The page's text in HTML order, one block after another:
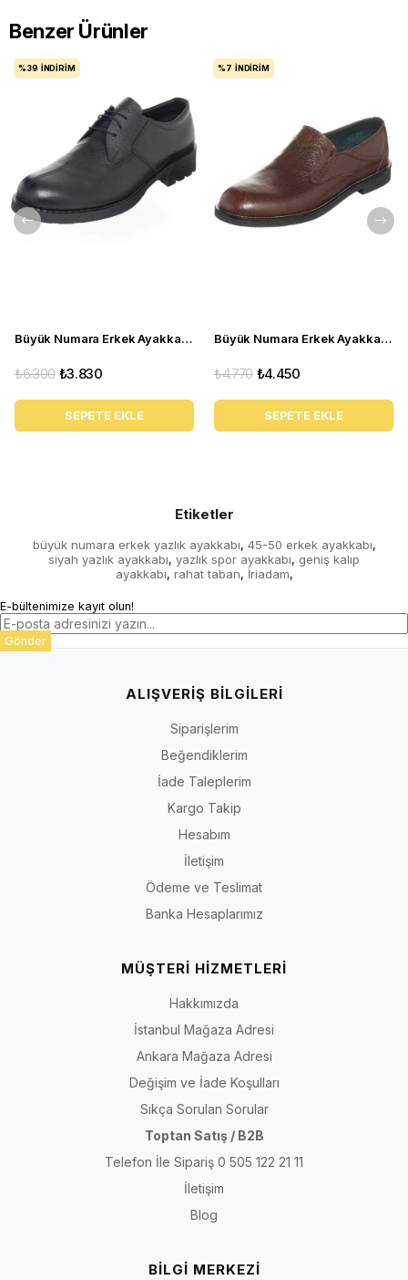
Benzer Ürünler
Büyük Numara Erkek Ayakkabı S946 Siyah Deri
₺3.830
₺6.300
SEPETE EKLE
%39 İNDIRIM
Büyük Numara Erkek Ayakkabı CS941 Kahve
₺4.450
₺4.770
SEPETE EKLE
%7 İNDIRIM
Etiketler
büyük numara erkek yazlık ayakkabı, 45-50 erkek ayakkabı,
siyah yazlık ayakkabı, yazlık spor ayakkabı, geniş kalıp
ayakkabı, rahat taban, İriadam,
E-bültenimize kayıt olun!
Gönder
ALIŞVERİŞ BİLGİLERİ
Siparişlerim
Beğendiklerim
İade Taleplerim
Kargo Takip
Hesabım
İletişim
Ödeme ve Teslimat
Banka Hesaplarımız
MÜŞTERİ HİZMETLERİ
Hakkımızda
İstanbul Mağaza Adresi
Ankara Mağaza Adresi
Değişim ve İade Koşulları
Sıkça Sorulan Sorular
Toptan Satış / B2B
Telefon İle Sipariş 0 505 122 21 11
İletişim
Blog
BİLGİ MERKEZİ